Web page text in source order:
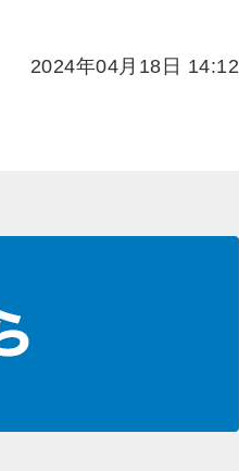
2024年04月18日 14:12